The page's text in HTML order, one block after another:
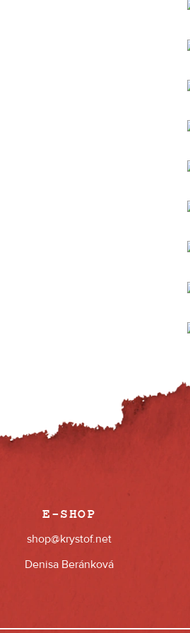
E-SHOP
shop@krystof.net
Denisa Beránková